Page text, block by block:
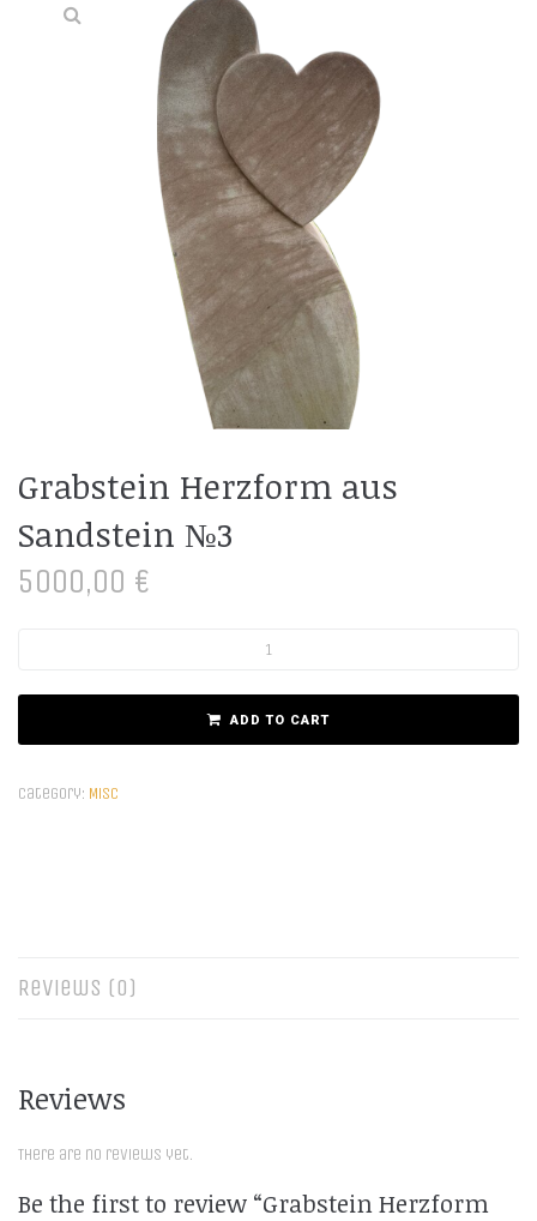
Grabstein Herzform aus
Sandstein №3
5000,00 €
ADD TO CART
Category: Misc
Reviews (0)
Reviews
There are no reviews yet.
Be the first to review “Grabstein Herzform